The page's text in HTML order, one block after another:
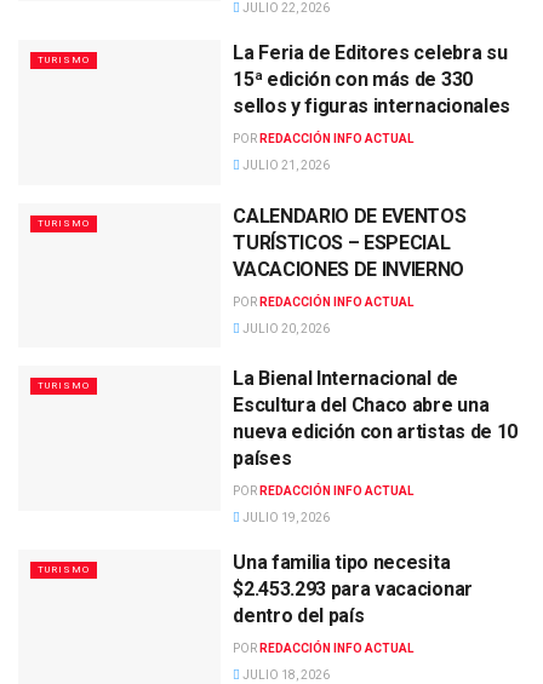
JULIO 22, 2026
TURISMO
La Feria de Editores celebra su
15ª edición con más de 330
sellos y figuras internacionales
POR REDACCIÓN INFO ACTUAL
JULIO 21, 2026
TURISMO
CALENDARIO DE EVENTOS
TURÍSTICOS – ESPECIAL
VACACIONES DE INVIERNO
POR REDACCIÓN INFO ACTUAL
JULIO 20, 2026
TURISMO
La Bienal Internacional de
Escultura del Chaco abre una
nueva edición con artistas de 10
países
POR REDACCIÓN INFO ACTUAL
JULIO 19, 2026
TURISMO
Una familia tipo necesita
$2.453.293 para vacacionar
dentro del país
POR REDACCIÓN INFO ACTUAL
JULIO 18, 2026